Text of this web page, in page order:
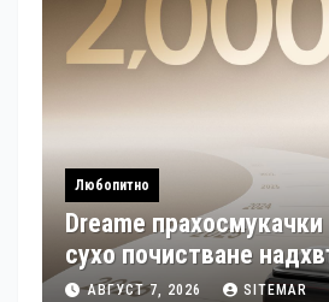
Любопитно
Dreame
сухо почистване
патентни заявки в
АВГУСТ 7, 2026 SITEMAR